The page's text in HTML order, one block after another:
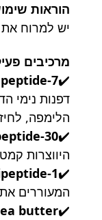
הוראות
יש למרוח
מרכיבים
✔️
7
דפנות נימי
הלימפה,
✔️
30
היווצרות
✔️
1
המעוררים
✔️
butter